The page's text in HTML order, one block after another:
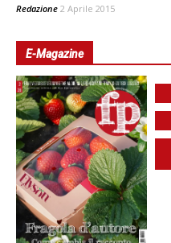
Redazione 2 Aprile 2015
E-Magazine